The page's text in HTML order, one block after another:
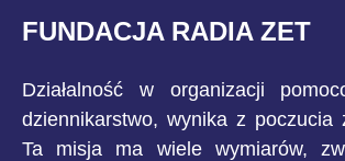
FUNDACJA RADIA ZET
Działalność w organizacji
dziennikarstwo, wynika z poczucia
Ta misja ma wiele wymiarów,